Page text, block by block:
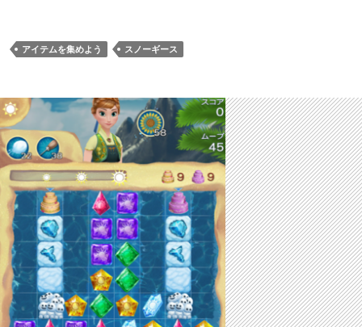
アイテムを集めよう スノーギース